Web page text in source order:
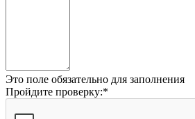
Это поле обязательно для заполнения
Пройдите проверку:*